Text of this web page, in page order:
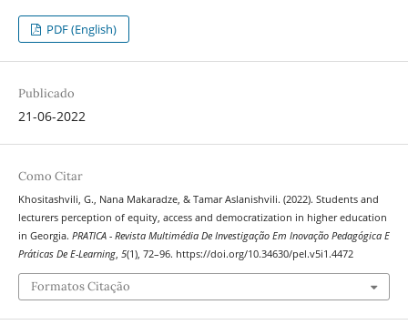
PDF (English)
Publicado
21-06-2022
Como Citar
Khositashvili, G., Nana Makaradze, & Tamar Aslanishvili. (2022). Students and
lecturers perception of equity, access and democratization in higher education
in Georgia. PRATICA - Revista Multimédia De Investigação Em Inovação Pedagógica E
Práticas De E-Learning, 5(1), 72–96. https://doi.org/10.34630/pel.v5i1.4472
Formatos Citação